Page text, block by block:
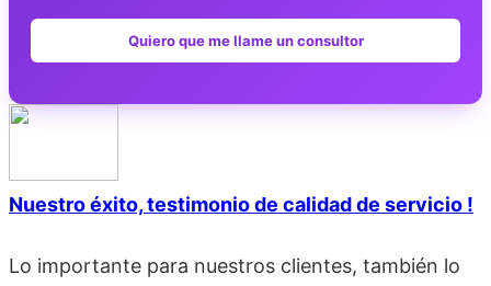
Quiero que me llame un consultor
Nuestro éxito, testimonio de calidad de servicio !
Lo importante para nuestros clientes, también lo